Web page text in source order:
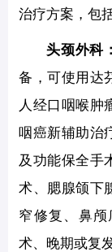
治疗方案，包
头颈外科
备，可使用达
人经口咽喉肿
咽癌新辅助治
及功能保全手
术、腮腺颌下
窄修复、鼻
术、晚期或复